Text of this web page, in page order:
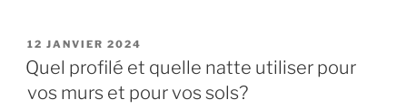
POSTED
ON
12 JANVIER 2024
Quel profilé et quelle natte utiliser pour
vos murs et pour vos sols?